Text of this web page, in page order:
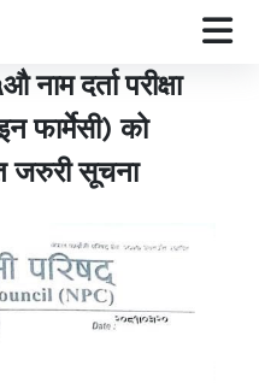
दर्ता परीक्षा
फार्मेसी) को
जरुरी सूचना